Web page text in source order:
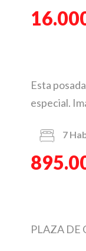
Esta
especial.
7
PLAZA DE